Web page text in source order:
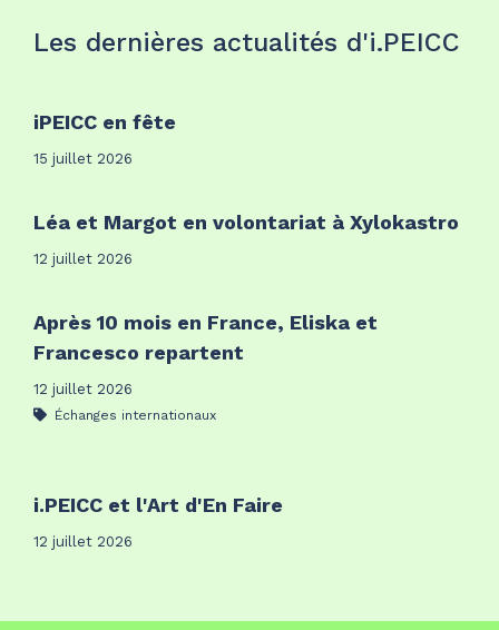
Les dernières actualités d'i.PEICC
iPEICC en fête
15 juillet 2026
Léa et Margot en volontariat à Xylokastro
12 juillet 2026
Après 10 mois en France, Eliska et
Francesco repartent
12 juillet 2026
Échanges internationaux
i.PEICC et l'Art d'En Faire
12 juillet 2026